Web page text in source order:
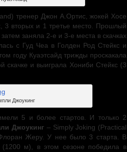
тренер Джон А.Ортис, жокей Хосе
3 вторых и 1 третье место. Прошлый
заняла 2-е и 3-е места в скачках
с Гуд Чеа в Голден Род Стейкс и
году Куаэтсайд трижды проскакала
скачке и выиграла Хониби Стейкс (3
Джоукинг
5 и более стартов. И только 2
Джоукинг – Simply Joking (Practical
Жеру. У нее было 3 старта. В
м), в этом сезоне победила в